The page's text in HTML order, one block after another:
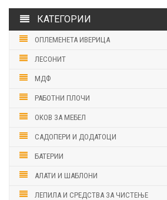
КАТЕГОРИИ
ОПЛЕМЕНЕТА ИВЕРИЦА
ЛЕСОНИТ
МДФ
РАБОТНИ ПЛОЧИ
ОКОВ ЗА МЕБЕЛ
САДОПЕРИ И ДОДАТОЦИ
БАТЕРИИ
АЛАТИ И ШАБЛОНИ
ЛЕПИЛА И СРЕДСТВА ЗА ЧИСТЕЊЕ